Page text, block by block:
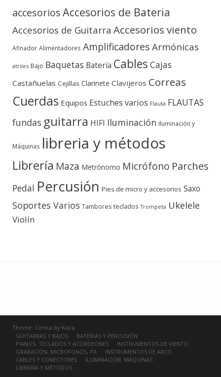
accesoriosAccesorios de Bateria
Accesorios de Guitarra Accesorios viento
Afinador Alimentadores Amplificadores Armónicas
atriles Bajo Baquetas Batería Cables Cajas
Castañuelas Cejillas Clarinete Clavijeros Correas
Cuerdas Equipos Estuches varios Flauta FLAUTAS
fundas guitarra HIFI Iluminación Iluminación y
Máquinas libreria y métodos
Librería Maza Metrónomo Micrófono Parches
Pedal Percusión Pies de micro y accesorios Saxo
Soportes Varios Tambores teclados Trompeta Ukelele
Violín
Theme: Conica by Kaira
GUITARRAS Y BAJOS
BATERIAS Y PERCUSIÓN
PIANOS, TECLADOS Y ACORDEONES
INSTRUMENTOS DE VIENTO
GRABACIÓN, MICROFONOS, PA
INSTRUMENTOS DE ARCO
CABLES Y CONECTORES
ILUMINACIÓN, MÁQUINAS
LIBRERÍA Y MÉTODOS